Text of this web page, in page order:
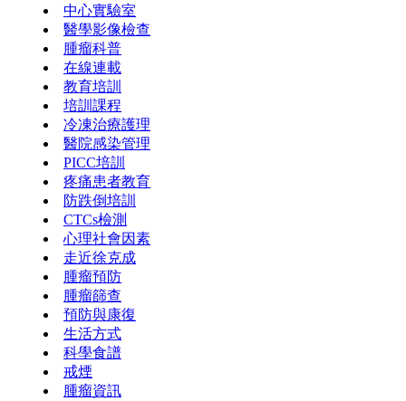
中心實驗室
醫學影像檢查
腫瘤科普
在線連載
教育培訓
培訓課程
冷凍治療護理
醫院感染管理
PICC培訓
疼痛患者教育
防跌倒培訓
CTCs檢測
心理社會因素
走近徐克成
腫瘤預防
腫瘤篩查
預防與康復
生活方式
科學食譜
戒煙
腫瘤資訊